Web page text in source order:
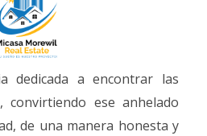
dedicada a encontrar las
convirtiendo ese anhelado
de una manera honesta y